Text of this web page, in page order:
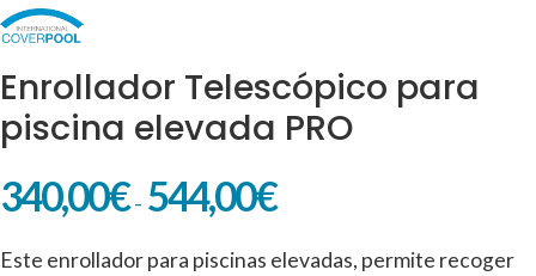
Enrollador Telescópico para
piscina elevada PRO
340,00€ - 544,00€
Este enrollador para piscinas elevadas, permite recoger